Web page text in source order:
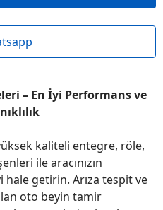
– En İyi Performans ve
kaliteli entegre, röle,
ile aracınızın
getirin. Arıza tespit ve
oto beyin tamir